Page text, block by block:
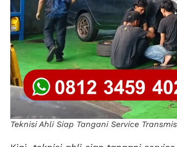
Teknisi Ahli Siap Tangani Service